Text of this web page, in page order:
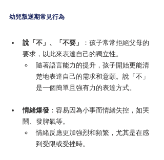
幼兒叛逆期常見行為
說「不」、「不要」
：孩子常常拒絕父母的
要求，以此來表達自己的獨立性。
隨著語言能力的提升，孩子開始更能清
楚地表達自己的需求和意願。說「不」
是一個簡單且強有力的表達方式。
情緒爆發 ：容易因為小事而情緒失控，如哭
鬧、發脾氣等。
情緒反應更加強烈和頻繁，尤其是在感
到受限或受挫時。